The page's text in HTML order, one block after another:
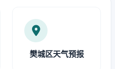
樊城区天气预报